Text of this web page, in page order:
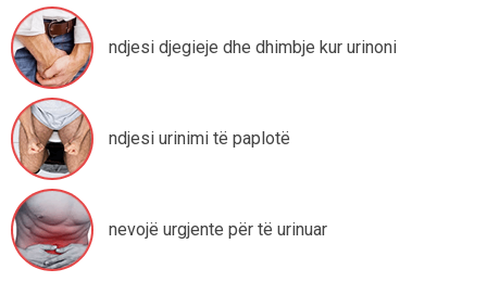
ndjesi djegieje dhe dhimbje kur urinoni
ndjesi urinimi të paplotë
nevojë urgjente për të urinuar